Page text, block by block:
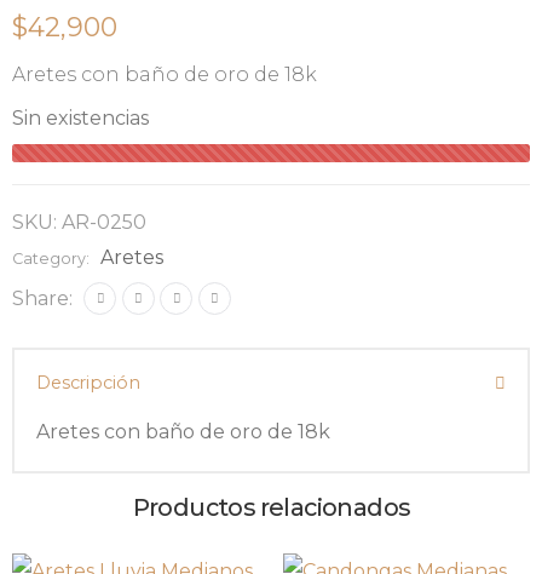
$42,900
Aretes con baño de oro de 18k
Sin existencias
SKU: AR-0250
Category:
Aretes
Share:
Descripción
Aretes con baño de oro de 18k
Productos relacionados